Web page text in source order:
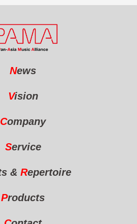
News
Vision
Company
Service
& Repertoire
Products